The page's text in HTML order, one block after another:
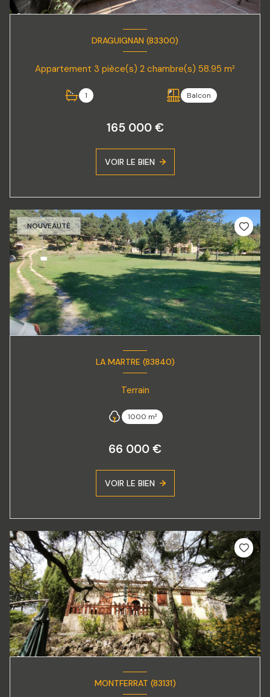
DRAGUIGNAN (83300)
Appartement 3 pièce(s) 2 chambre(s) 58.95 m²
1 Balcon
165 000 €
VOIR LE BIEN
NOUVEAUTÉ
LA MARTRE (83840)
Terrain
1000 m²
66 000 €
VOIR LE BIEN
MONTFERRAT (83131)